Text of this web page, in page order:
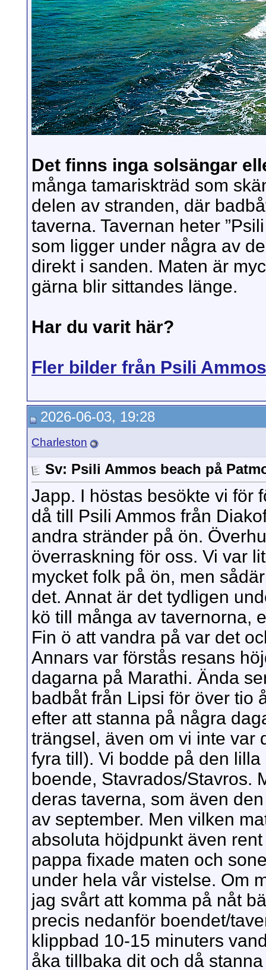
Det finns inga solsängar
många tamariskträd som
delen av stranden, där
taverna. Tavernan heter
som ligger under några av
direkt i sanden. Maten är
gärna blir sittandes länge.
Har du varit här?
Fler bilder från Psili
2026-06-03, 19:28
Charleston
Sv: Psili Ammos beach på
Japp. I höstas besökte vi för
då till Psili Ammos från
andra stränder på ön.
överraskning för oss. Vi var
mycket folk på ön, men
det. Annat är det tydligen
kö till många av tavernorna,
Fin ö att vandra på var det
Annars var förstås resans
dagarna på Marathi. Ända
badbåt från Lipsi för över tio
efter att stanna på några
trängsel, även om vi inte var
fyra till). Vi bodde på den
boende, Stavrados/Stavros.
deras taverna, som även
av september. Men vilken
absoluta höjdpunkt även
pappa fixade maten och
under hela vår vistelse. Om
jag svårt att komma på nåt
precis nedanför boendet/
klippbad 10-15 minuters
åka tillbaka dit och då